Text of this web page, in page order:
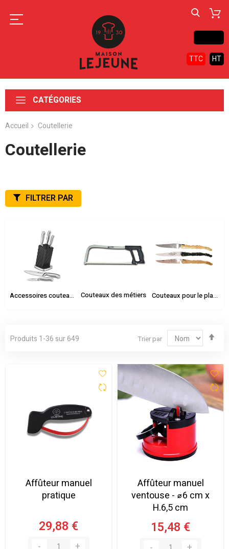
TTC HT
CATÉGORIES
Accueil Coutellerie
Coutellerie
Accessoires couteaux Couteaux des métiers Couteaux pour le plaisir
Produits 1-36 sur649 Trier par
Affûteur manuel
pratique
29,88 €
Affûteur manuel
ventouse - ⌀6 cm x
H.6,5 cm
15,48 €
FILTRER PAR